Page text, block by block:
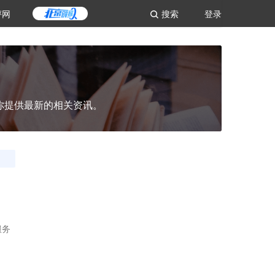
登录
搜索
供最新的相关资讯。